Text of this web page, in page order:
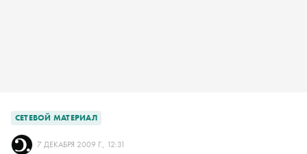
СЕТЕВОЙ МАТЕРИАЛ
7 ДЕКАБРЯ 2009 Г., 12:31